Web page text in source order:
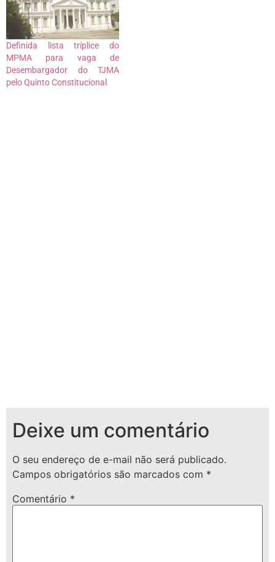
Definida lista tríplice do
MPMA para vaga de
Desembargador do TJMA
pelo Quinto Constitucional
Deixe um comentário
O seu endereço de e-mail não será publicado.
Campos obrigatórios são marcados com *
Comentário *